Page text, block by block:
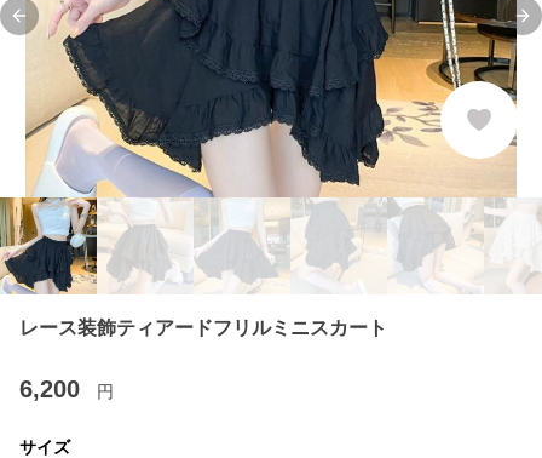
Previous slide
レース装飾ティアードフリルミニスカート
6,200 円
サイズ